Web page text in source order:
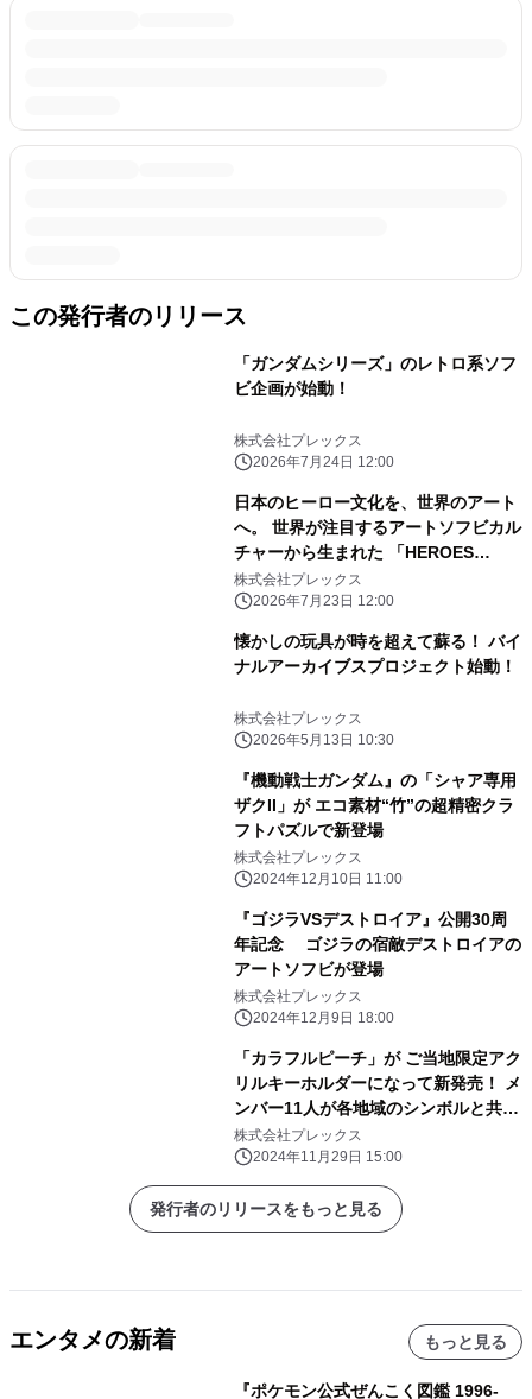
この発行者のリリース
「ガンダムシリーズ」のレトロ系ソフ
ビ企画が始動！
株式会社プレックス
2026年7月24日 12:00
日本のヒーロー文化を、世界のアート
へ。 世界が注目するアートソフビカル
チャーから生まれた 「HEROES
VINYL ART」が始動
株式会社プレックス
2026年7月23日 12:00
懐かしの玩具が時を超えて蘇る！ バイ
ナルアーカイブスプロジェクト始動！
株式会社プレックス
2026年5月13日 10:30
『機動戦士ガンダム』の「シャア専用
ザクII」が エコ素材“竹”の超精密クラ
フトパズルで新登場
株式会社プレックス
2024年12月10日 11:00
『ゴジラVSデストロイア』公開30周
年記念 ゴジラの宿敵デストロイアの
アートソフビが登場
株式会社プレックス
2024年12月9日 18:00
「カラフルピーチ」が ご当地限定アク
リルキーホルダーになって新発売！ メ
ンバー11人が各地域のシンボルと共に
登場
株式会社プレックス
2024年11月29日 15:00
発行者のリリースをもっと見る
エンタメの新着 もっと見る
『ポケモン公式ぜんこく図鑑 1996-